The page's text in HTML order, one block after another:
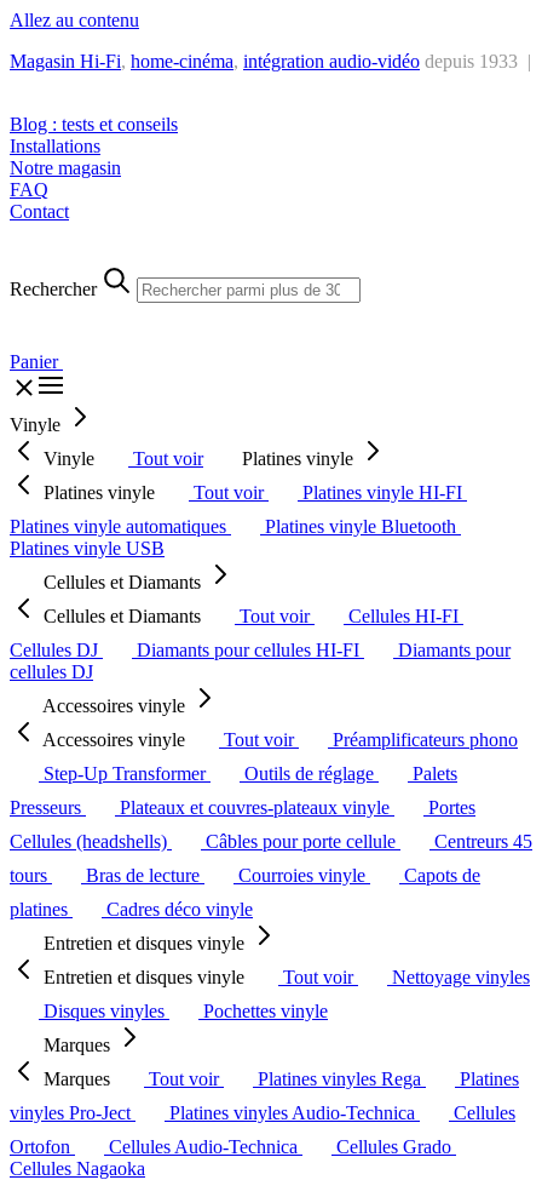
Allez au contenu
Magasin Hi-Fi, home-cinéma, intégration audio-vidéo depuis 1933 |
Blog : tests et conseils
Installations
Notre magasin
FAQ
Contact
Rechercher
Panier
Vinyle
Vinyle
Tout voir
Platines vinyle
Platines vinyle
Tout voir
Platines vinyle HI-FI
Platines vinyle automatiques
Platines vinyle Bluetooth
Platines vinyle USB
Cellules et Diamants
Cellules et Diamants
Tout voir
Cellules HI-FI
Cellules DJ
Diamants pour cellules HI-FI
Diamants pour
cellules DJ
Accessoires vinyle
Accessoires vinyle
Tout voir
Préamplificateurs phono
Step-Up Transformer
Outils de réglage
Palets
Presseurs
Plateaux et couvres-plateaux vinyle
Portes
Cellules (headshells)
Câbles pour porte cellule
Centreurs 45
tours
Bras de lecture Courroies vinyle
Capots de
platines
Cadres déco vinyle
Entretien et disques vinyle
Entretien et disques vinyle
Tout voir
Nettoyage vinyles
Disques vinyles
Pochettes vinyle
Marques
Marques
Tout voir Platines vinyles Rega
Platines
vinyles Pro-Ject
Platines vinyles Audio-Technica
Cellules
Ortofon
Cellules Audio-Technica
Cellules Grado
Cellules Nagaoka